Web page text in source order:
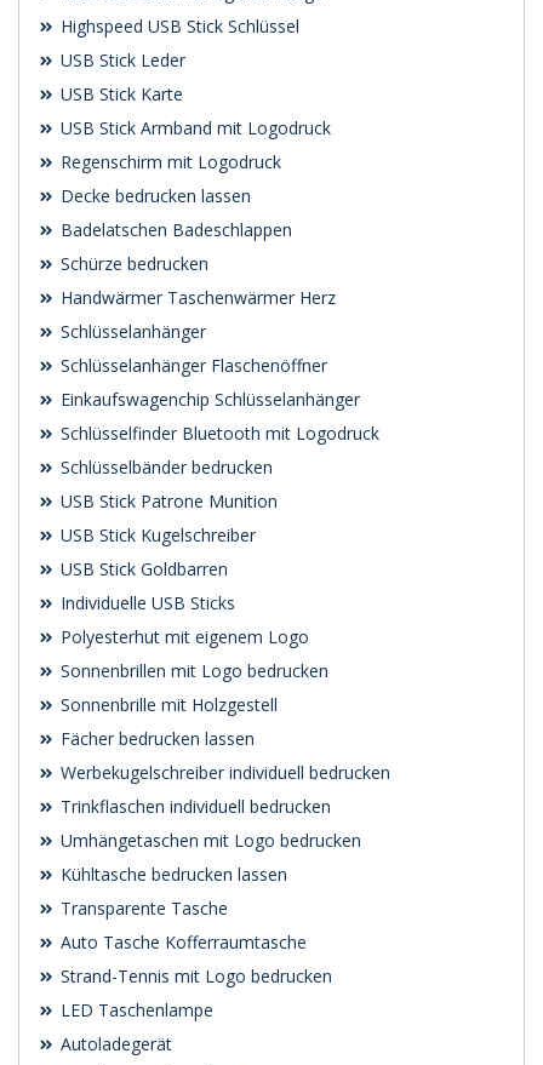
Highspeed USB Stick Schlüssel
USB Stick Leder
USB Stick Karte
USB Stick Armband mit Logodruck
Regenschirm mit Logodruck
Decke bedrucken lassen
Badelatschen Badeschlappen
Schürze bedrucken
Handwärmer Taschenwärmer Herz
Schlüsselanhänger
Schlüsselanhänger Flaschenöffner
Einkaufswagenchip Schlüsselanhänger
Schlüsselfinder Bluetooth mit Logodruck
Schlüsselbänder bedrucken
USB Stick Patrone Munition
USB Stick Kugelschreiber
USB Stick Goldbarren
Individuelle USB Sticks
Polyesterhut mit eigenem Logo
Sonnenbrillen mit Logo bedrucken
Sonnenbrille mit Holzgestell
Fächer bedrucken lassen
Werbekugelschreiber individuell bedrucken
Trinkflaschen individuell bedrucken
Umhängetaschen mit Logo bedrucken
Kühltasche bedrucken lassen
Transparente Tasche
Auto Tasche Kofferraumtasche
Strand-Tennis mit Logo bedrucken
LED Taschenlampe
Autoladegerät